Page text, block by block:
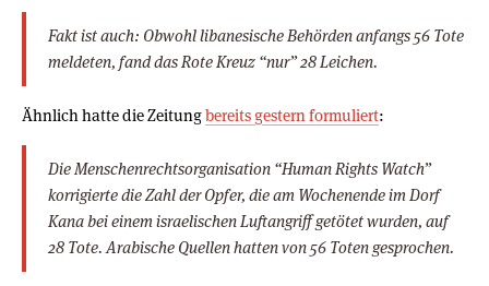
Fakt ist auch: Obwohl libanesische Behörden anfangs 56 Tote
meldeten, fand das Rote Kreuz “nur” 28 Leichen.
Ähnlich hatte die Zeitungbereits gestern formuliert:
Die Menschenrechtsorganisation “Human Rights Watch”
korrigierte die Zahl der Opfer, die am Wochenende im Dorf
Kana bei einem israelischen Luftangriff getötet wurden, auf
28 Tote. Arabische Quellen hatten von 56 Toten gesprochen.